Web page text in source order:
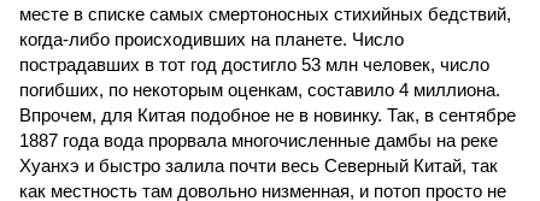
месте в списке самых смертоносных стихийных бедствий,
когда-либо происходивших на планете. Число
пострадавших в тот год достигло 53 млн человек, число
погибших, по некоторым оценкам, составило 4 миллиона.
Впрочем, для Китая подобное не в новинку. Так, в сентябре
1887 года вода прорвала многочисленные дамбы на реке
Хуанхэ и быстро залила почти весь Северный Китай, так
как местность там довольно низменная, и потоп просто не